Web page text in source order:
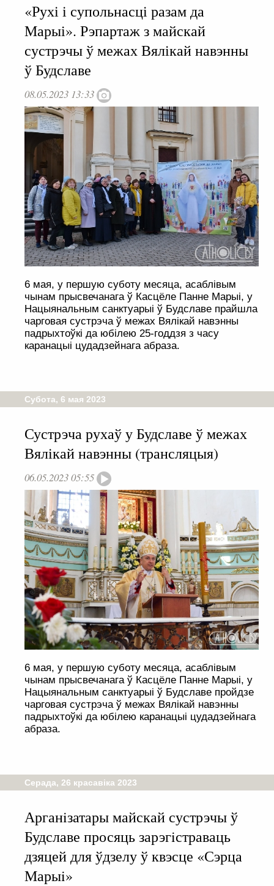
«Рухі і супольнасці разам да
Марыі». Рэпартаж з майскай
сустрэчы ў межах Вялікай навэнны
ў Будславе
08.05.2023 13:33
6 мая, у першую суботу месяца, асаблівым
чынам прысвечанага ў Касцёле Панне Марыі, у
Нацыянальным санктуарыі ў Будславе прайшла
чарговая сустрэча ў межах Вялікай навэнны
падрыхтоўкі да юбілею 25-годдзя з часу
каранацыі цудадзейнага абраза.
Субота, 6 мая 2023
Сустрэча рухаў у Будславе ў межах
Вялікай навэнны (трансляцыя)
06.05.2023 05:55
6 мая, у першую суботу месяца, асаблівым
чынам прысвечанага ў Касцёле Панне Марыі, у
Нацыянальным санктуарыі ў Будславе пройдзе
чарговая сустрэча ў межах Вялікай навэнны
падрыхтоўкі да юбілею каранацыі цудадзейнага
абраза.
Серада, 26 красавіка 2023
Арганiзатары майскай сустрэчы ў
Будславе просяць зарэгiстраваць
дзяцей для ўдзелу ў квэсце «Сэрца
Марыi»